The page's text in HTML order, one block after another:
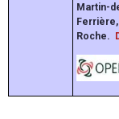
Martin-
Roche.